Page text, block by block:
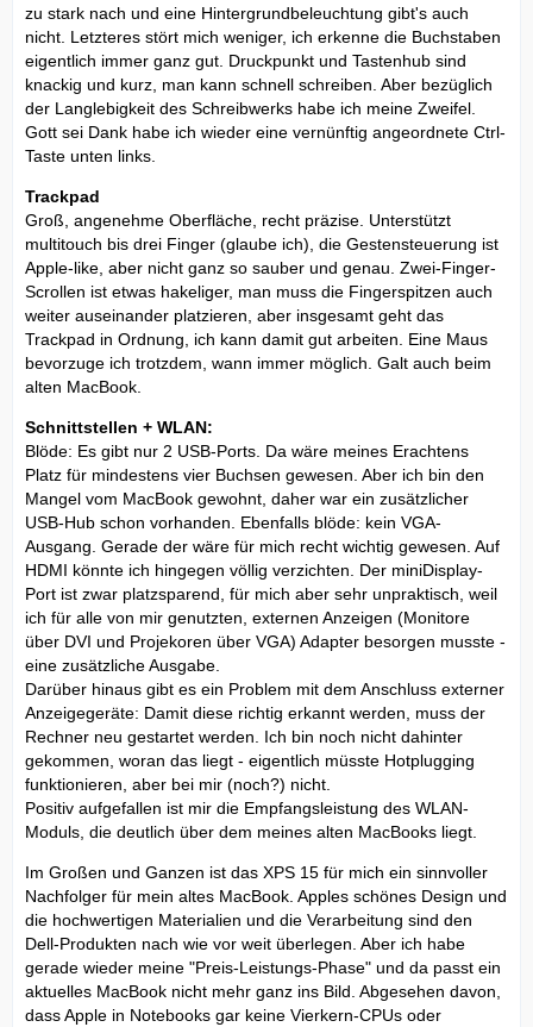
zu stark nach und eine Hintergrundbeleuchtung gibt's auch
nicht. Letzteres stört mich weniger, ich erkenne die Buchstaben
eigentlich immer ganz gut. Druckpunkt und Tastenhub sind
knackig und kurz, man kann schnell schreiben. Aber bezüglich
der Langlebigkeit des Schreibwerks habe ich meine Zweifel.
Gott sei Dank habe ich wieder eine vernünftig angeordnete Ctrl-
Taste unten links.
Trackpad
Groß, angenehme Oberfläche, recht präzise. Unterstützt
multitouch bis drei Finger (glaube ich), die Gestensteuerung ist
Apple-like, aber nicht ganz so sauber und genau. Zwei-Finger-
Scrollen ist etwas hakeliger, man muss die Fingerspitzen auch
weiter auseinander platzieren, aber insgesamt geht das
Trackpad in Ordnung, ich kann damit gut arbeiten. Eine Maus
bevorzuge ich trotzdem, wann immer möglich. Galt auch beim
alten MacBook.
Schnittstellen + WLAN:
Blöde: Es gibt nur 2 USB-Ports. Da wäre meines Erachtens
Platz für mindestens vier Buchsen gewesen. Aber ich bin den
Mangel vom MacBook gewohnt, daher war ein zusätzlicher
USB-Hub schon vorhanden. Ebenfalls blöde: kein VGA-
Ausgang. Gerade der wäre für mich recht wichtig gewesen. Auf
HDMI könnte ich hingegen völlig verzichten. Der miniDisplay-
Port ist zwar platzsparend, für mich aber sehr unpraktisch, weil
ich für alle von mir genutzten, externen Anzeigen (Monitore
über DVI und Projekoren über VGA) Adapter besorgen musste -
eine zusätzliche Ausgabe.
Darüber hinaus gibt es ein Problem mit dem Anschluss externer
Anzeigegeräte: Damit diese richtig erkannt werden, muss der
Rechner neu gestartet werden. Ich bin noch nicht dahinter
gekommen, woran das liegt - eigentlich müsste Hotplugging
funktionieren, aber bei mir (noch?) nicht.
Positiv aufgefallen ist mir die Empfangsleistung des WLAN-
Moduls, die deutlich über dem meines alten MacBooks liegt.
Im Großen und Ganzen ist das XPS 15 für mich ein sinnvoller
Nachfolger für mein altes MacBook. Apples schönes Design und
die hochwertigen Materialien und die Verarbeitung sind den
Dell-Produkten nach wie vor weit überlegen. Aber ich habe
gerade wieder meine "Preis-Leistungs-Phase" und da passt ein
aktuelles MacBook nicht mehr ganz ins Bild. Abgesehen davon,
dass Apple in Notebooks gar keine Vierkern-CPUs oder